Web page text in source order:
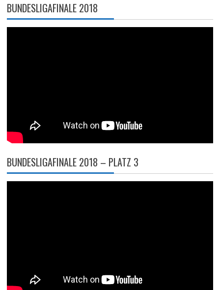
BUNDESLIGAFINALE 2018
BUNDESLIGAFINALE 2018 – PLATZ 3